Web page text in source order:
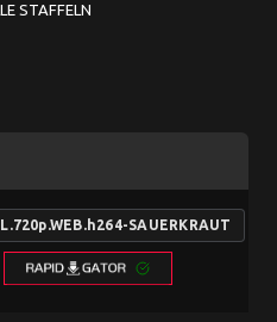
STAFFELN
SAUERKRAUT